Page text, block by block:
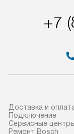
+7
Доставка и
Подключение
Сервисные
Ремонт Bosch